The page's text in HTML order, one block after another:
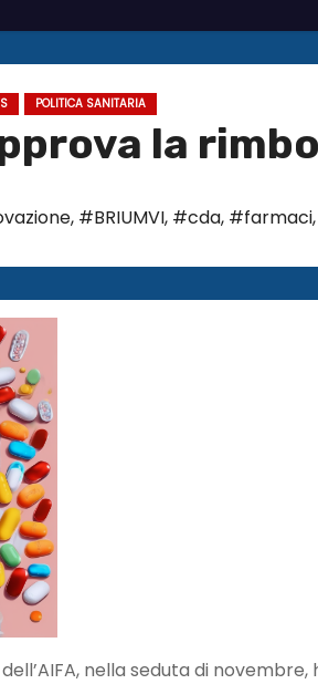
POLITICA SANITARIA
la
, #BRIUMVI, #cda, #farmaci,
nella seduta di